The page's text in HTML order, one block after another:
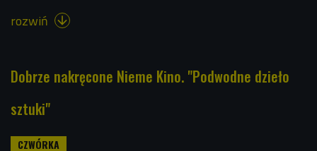
rozwiń 
Dobrze nakręcone Nieme Kino. "Podwodne dzieło
sztuki"